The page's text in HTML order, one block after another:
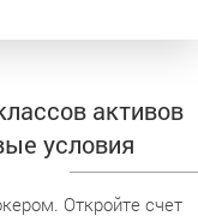
активов
условия
Откройте счет